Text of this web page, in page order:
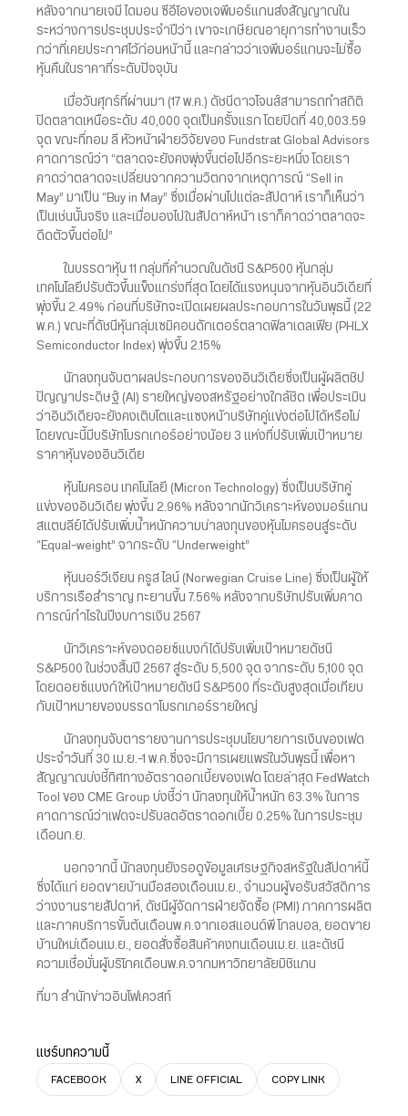
หลังจากนายเจมี ไดมอน ซีอีโอของเจพีมอร์แกนส่งสัญญาณใน
ระหว่างการประชุมประจำปีว่า เขาจะเกษียณอายุการทำงานเร็ว
กว่าที่เคยประกาศไว้ก่อนหน้านี้ และกล่าวว่าเจพีมอร์แกนจะไม่ซื้อ
หุ้นคืนในราคาที่ระดับปัจจุบัน
เมื่อวันศุกร์ที่ผ่านมา (17 พ.ค.) ดัชนีดาวโจนส์สามารถทำสถิติ
ปิดตลาดเหนือระดับ 40,000 จุดเป็นครั้งแรก โดยปิดที่ 40,003.59
จุด ขณะที่ทอม ลี หัวหน้าฝ่ายวิจัยของ Fundstrat Global Advisors
คาดการณ์ว่า “ตลาดจะยังคงพุ่งขึ้นต่อไปอีกระยะหนึ่ง โดยเรา
คาดว่าตลาดจะเปลี่ยนจากความวิตกจากเหตุการณ์ “Sell in
May” มาเป็น “Buy in May” ซึ่งเมื่อผ่านไปแต่ละสัปดาห์ เราก็เห็นว่า
เป็นเช่นนั้นจริง และเมื่อมองไปในสัปดาห์หน้า เราก็คาดว่าตลาดจะ
ดีดตัวขึ้นต่อไป”
ในบรรดาหุ้น 11 กลุ่มที่คำนวณในดัชนี S&P500 หุ้นกลุ่ม
เทคโนโลยีปรับตัวขึ้นแข็งแกร่งที่สุด โดยได้แรงหนุนจากหุ้นอินวิเดียที่
พุ่งขึ้น 2.49% ก่อนที่บริษัทจะเปิดเผยผลประกอบการในวันพุธนี้ (22
พ.ค.) ขณะที่ดัชนีหุ้นกลุ่มเซมิคอนดักเตอร์ตลาดฟิลาเดลเฟีย (PHLX
Semiconductor Index) พุ่งขึ้น 2.15%
นักลงทุนจับตาผลประกอบการของอินวิเดียซึ่งเป็นผู้ผลิตชิป
ปัญญาประดิษฐ์ (AI) รายใหญ่ของสหรัฐอย่างใกล้ชิด เพื่อประเมิน
ว่าอินวิเดียจะยังคงเติบโตและแซงหน้าบริษัทคู่แข่งต่อไปได้หรือไม่
โดยขณะนี้มีบริษัทโบรกเกอร์อย่างน้อย 3 แห่งที่ปรับเพิ่มเป้าหมาย
ราคาหุ้นของอินวิเดีย
หุ้นไมครอน เทคโนโลยี (Micron Technology) ซึ่งเป็นบริษัทคู่
แข่งของอินวิเดีย พุ่งขึ้น 2.96% หลังจากนักวิเคราะห์ของมอร์แกน
สแตนลีย์ได้ปรับเพิ่มน้ำหนักความน่าลงทุนของหุ้นไมครอนสู่ระดับ
“Equal-weight” จากระดับ “Underweight”
หุ้นนอร์วีเจียน ครูส ไลน์ (Norwegian Cruise Line) ซึ่งเป็นผู้ให้
บริการเรือสำราญ ทะยานขึ้น 7.56% หลังจากบริษัทปรับเพิ่มคาด
การณ์กำไรในปีงบการเงิน 2567
นักวิเคราะห์ของดอยซ์แบงก์ได้ปรับเพิ่มเป้าหมายดัชนี
S&P500 ในช่วงสิ้นปี 2567 สู่ระดับ 5,500 จุด จากระดับ 5,100 จุด
โดยดอยซ์แบงก์ให้เป้าหมายดัชนี S&P500 ที่ระดับสูงสุดเมื่อเทียบ
กับเป้าหมายของบรรดาโบรกเกอร์รายใหญ่
นักลงทุนจับตารายงานการประชุมนโยบายการเงินของเฟด
ประจำวันที่ 30 เม.ย.-1 พ.ค.ซึ่งจะมีการเผยแพร่ในวันพุธนี้ เพื่อหา
สัญญาณบ่งชี้ทิศทางอัตราดอกเบี้ยของเฟด โดยล่าสุด FedWatch
Tool ของ CME Group บ่งชี้ว่า นักลงทุนให้น้ำหนัก 63.3% ในการ
คาดการณ์ว่าเฟดจะปรับลดอัตราดอกเบี้ย 0.25% ในการประชุม
เดือนก.ย.
นอกจากนี้ นักลงทุนยังรอดูข้อมูลเศรษฐกิจสหรัฐในสัปดาห์นี้
ซึ่งได้แก่ ยอดขายบ้านมือสองเดือนเม.ย., จำนวนผู้ขอรับสวัสดิการ
ว่างงานรายสัปดาห์, ดัชนีผู้จัดการฝ่ายจัดซื้อ (PMI) ภาคการผลิต
และภาคบริการขั้นต้นเดือนพ.ค.จากเอสแอนด์พี โกลบอล, ยอดขาย
บ้านใหม่เดือนเม.ย., ยอดสั่งซื้อสินค้าคงทนเดือนเม.ย. และดัชนี
ความเชื่อมั่นผู้บริโภคเดือนพ.ค.จากมหาวิทยาลัยมิชิแกน
ที่มา สำนักข่าวอินโฟเควสท์
แชร์บทความนี้
FACEBOOK X LINE OFFICIAL COPY LINK